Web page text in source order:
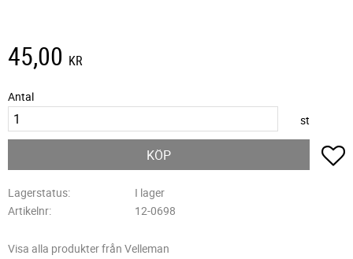
45,00 KR
Antal
st
KÖP
Lagerstatus
I lager
Artikelnr
12-0698
Visa alla produkter från Velleman